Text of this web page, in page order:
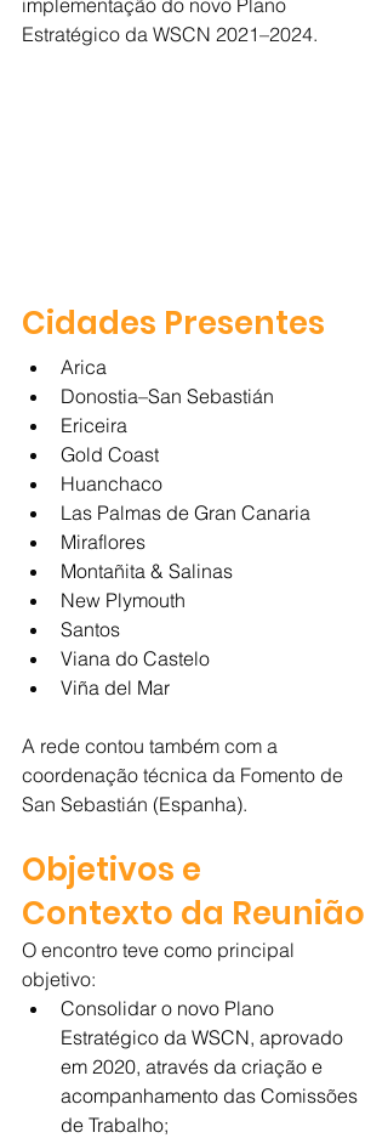
implementação do novo Plano
Estratégico da WSCN 2021–2024.
Cidades Presentes
Arica
Donostia–San Sebastián
Ericeira
Gold Coast
Huanchaco
Las Palmas de Gran Canaria
Miraflores
Montañita & Salinas
New Plymouth
Santos
Viana do Castelo
Viña del Mar
A rede contou também com a
coordenação técnica da Fomento de
San Sebastián (Espanha).
Objetivos e
Contexto da Reunião
O encontro teve como principal
objetivo:
Consolidar o novo Plano
Estratégico da WSCN, aprovado
em 2020, através da criação e
acompanhamento das Comissões
de Trabalho;